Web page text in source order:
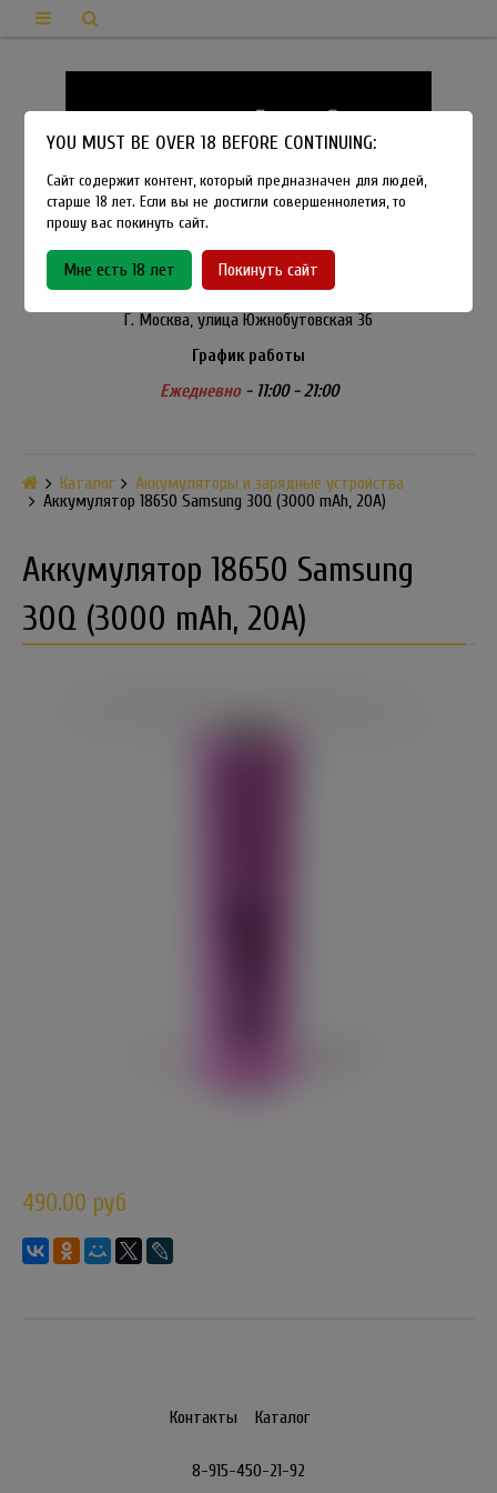
8-915-450-21-92
Розничный магазин Method Vapeshop
Г. Москва, улица Южнобутовская 36
График работы
Ежедневно- 11:00 - 21:00
Каталог
Аккумуляторы и зарядные устройства
Аккумулятор 18650 Samsung 30Q (3000 mAh, 20A)
Аккумулятор 18650 Samsung
30Q (3000 mAh, 20A)
490.00 руб
Контакты Каталог
8-915-450-21-92
YOU MUST BE OVER 18 BEFORE CONTINUING:
Сайт содержит контент, который предназначен для людей,
старше 18 лет. Если вы не достигли совершеннолетия, то
прошу вас покинуть сайт.
Мне есть 18 лет Покинуть сайт